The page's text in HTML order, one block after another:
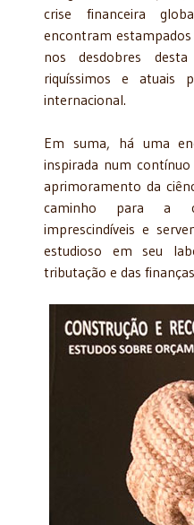
crise financeira
encontram
nos desdobres
riquíssimos e atuais
internacional.
Em suma, há uma
inspirada num
aprimoramento da
caminho para a
imprescindíveis e
estudioso em seu
tributação e das